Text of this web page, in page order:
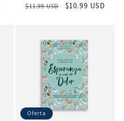
Precio
$11.99 USD
Precio
$10.99 USD
Oferta